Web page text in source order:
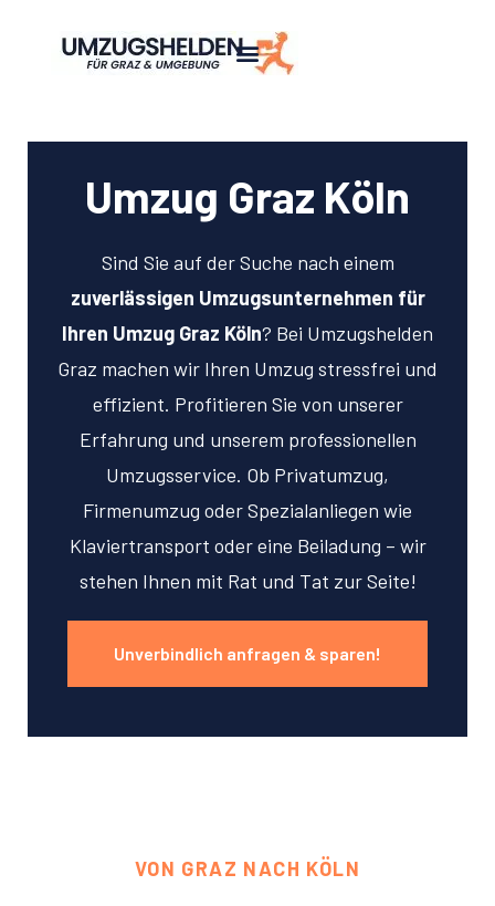
Umzug Graz Köln
Sind Sie auf der Suche nach einem
zuverlässigen Umzugsunternehmen für
Ihren Umzug Graz Köln? Bei Umzugshelden
Graz machen wir Ihren Umzug stressfrei und
effizient. Profitieren Sie von unserer
Erfahrung und unserem professionellen
Umzugsservice. Ob Privatumzug,
Firmenumzug oder Spezialanliegen wie
Klaviertransport oder eine Beiladung – wir
stehen Ihnen mit Rat und Tat zur Seite!
Unverbindlich anfragen & sparen!
VON GRAZ NACH KÖLN